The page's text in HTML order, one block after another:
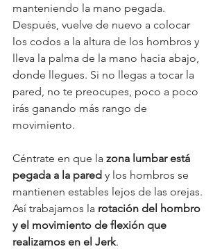
manteniendo la mano pegada.
Después, vuelve de nuevo a colocar
los codos a la altura de los hombros y
lleva la palma de la mano hacia abajo,
donde llegues. Si no llegas a tocar la
pared, no te preocupes, poco a poco
irás ganando más rango de
movimiento.
Céntrate en que la zona lumbar está
pegada a la pared y los hombros se
mantienen estables lejos de las orejas.
Así trabajamos la rotación del hombro
y el movimiento de flexión que
realizamos en el Jerk.